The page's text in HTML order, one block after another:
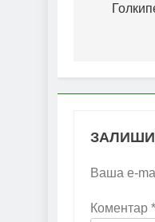
Ваша e-
Коментар *